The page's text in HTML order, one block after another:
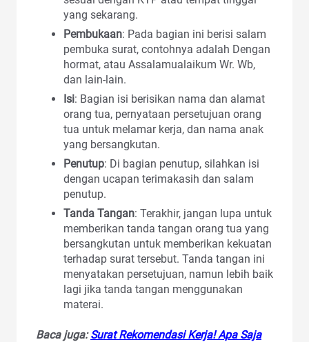
yang sekarang.
Pembukaan: Pada bagian ini berisi salam
pembuka surat, contohnya adalah Dengan
hormat, atau Assalamualaikum Wr. Wb,
dan lain-lain.
Isi: Bagian isi berisikan nama dan alamat
orang tua, pernyataan persetujuan orang
tua untuk melamar kerja, dan nama anak
yang bersangkutan.
Penutup: Di bagian penutup, silahkan isi
dengan ucapan terimakasih dan salam
penutup.
Tanda Tangan: Terakhir, jangan lupa untuk
memberikan tanda tangan orang tua yang
bersangkutan untuk memberikan kekuatan
terhadap surat tersebut. Tanda tangan ini
menyatakan persetujuan, namun lebih baik
lagi jika tanda tangan menggunakan
materai.
Baca juga:Surat Rekomendasi Kerja! Apa Saja